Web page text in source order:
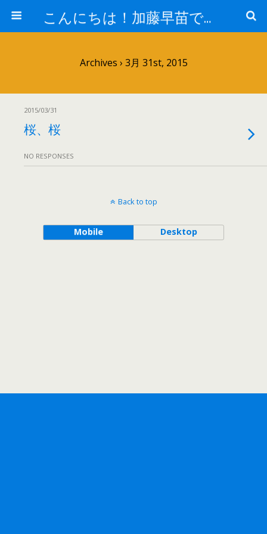
こんにちは！加藤早苗です。
Archives › 3月 31st, 2015
2015/03/31
桜、桜
NO RESPONSES
Back to top
Mobile Desktop